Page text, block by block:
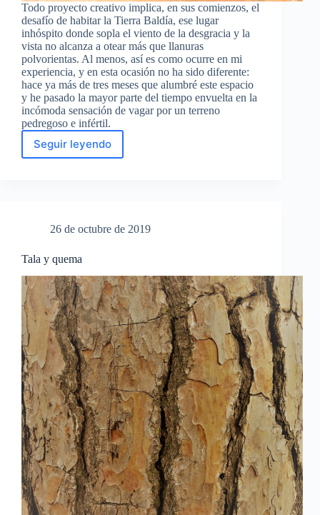
Todo proyecto creativo implica, en sus comienzos, el
desafío de habitar la Tierra Baldía, ese lugar
inhóspito donde sopla el viento de la desgracia y la
vista no alcanza a otear más que llanuras
polvorientas. Al menos, así es como ocurre en mi
experiencia, y en esta ocasión no ha sido diferente:
hace ya más de tres meses que alumbré este espacio
y he pasado la mayor parte del tiempo envuelta en la
incómoda sensación de vagar por un terreno
pedregoso e infértil.
Seguir leyendo
Habitar
la
26 de octubre de 2019
Tala y quema